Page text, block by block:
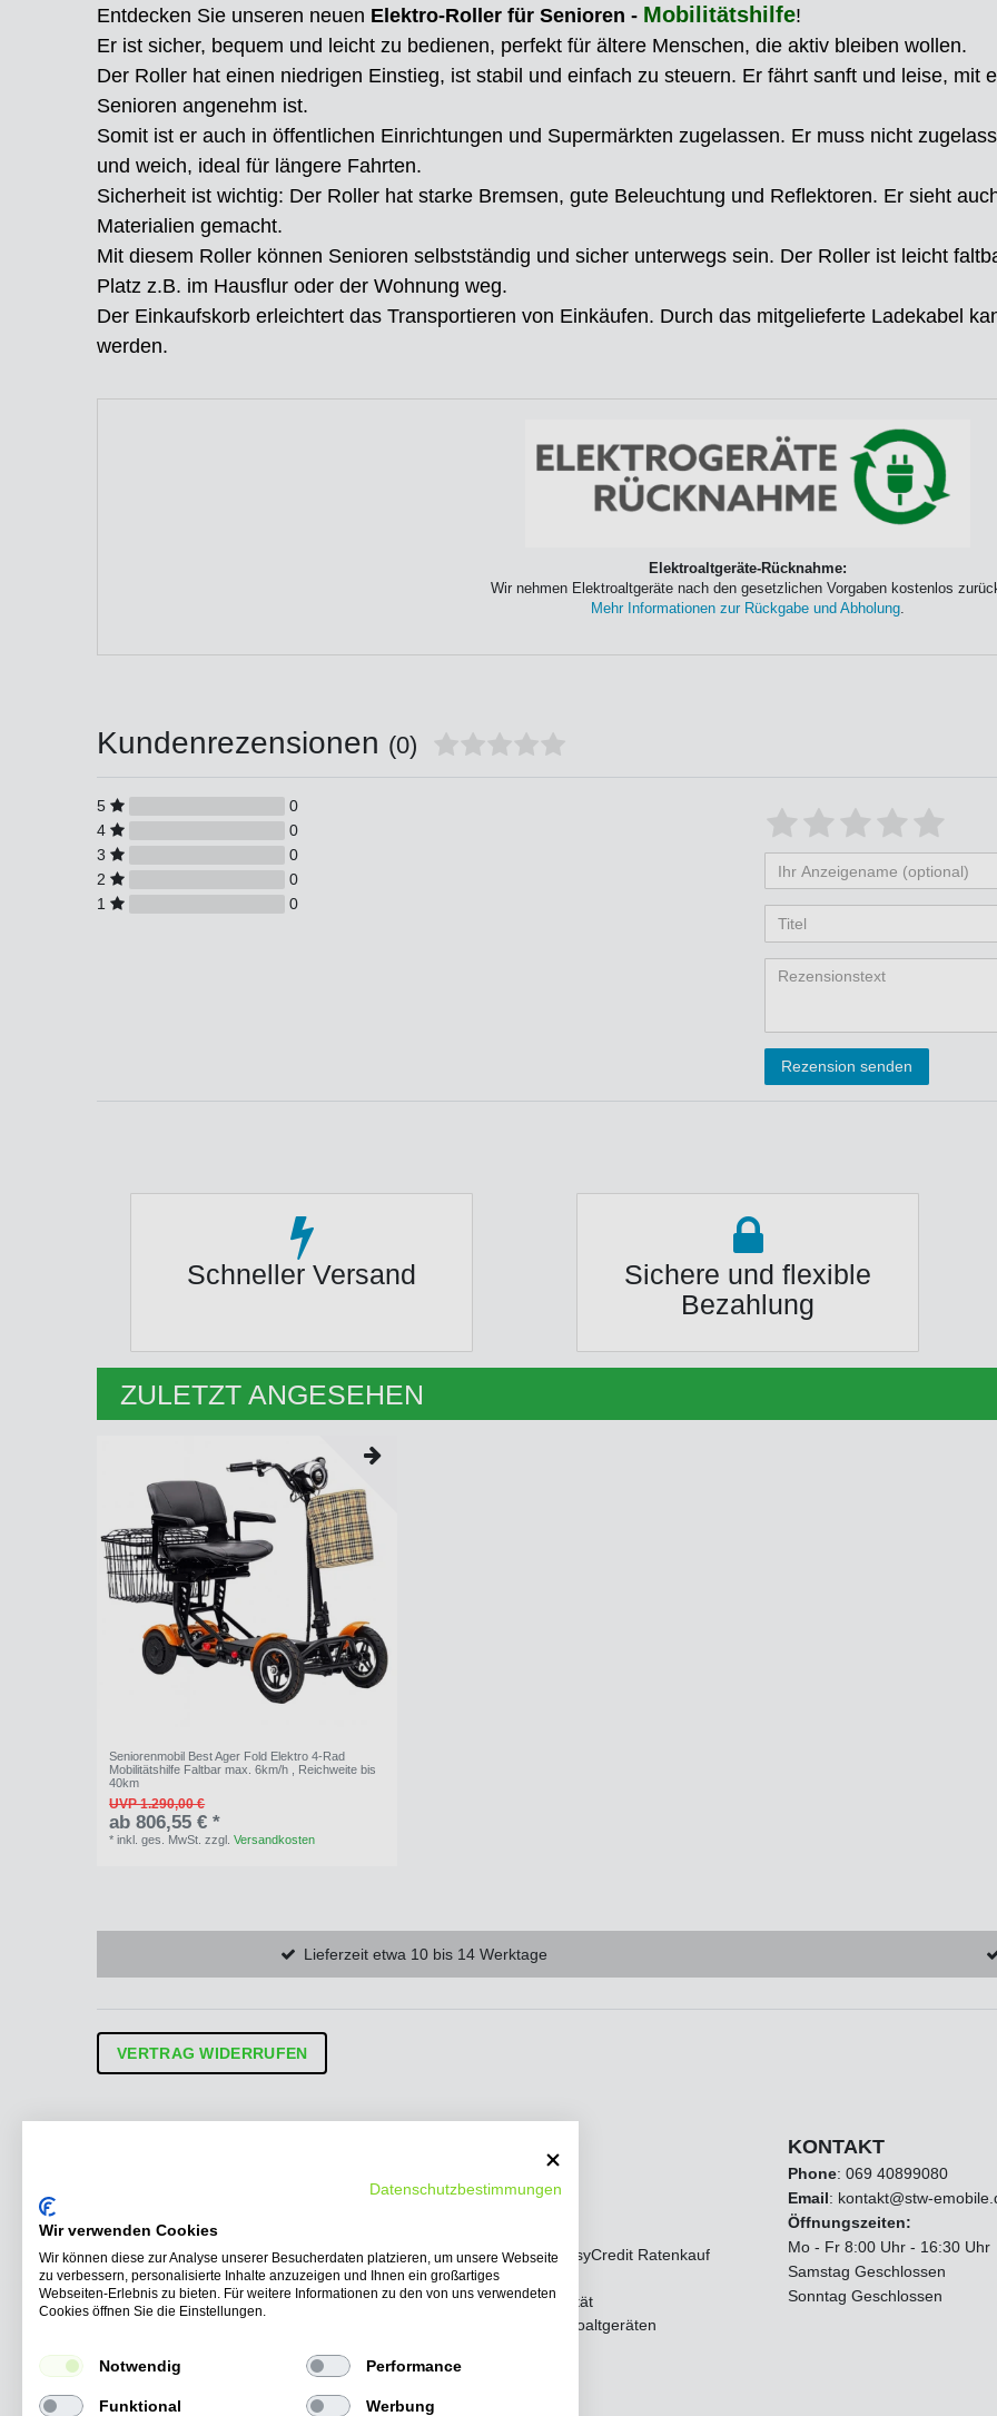
Entdecken Sie unseren neuen Elektro-Roller für Senioren - Mobilitätshilfe!
Er ist sicher, bequem und leicht zu bedienen, perfekt für ältere Menschen, die aktiv bleiben wollen.
Der Roller hat einen niedrigen Einstieg, ist stabil und einfach zu steuern. Er fährt sanft und leise, mit
Senioren angenehm ist.
Somit ist er auch in öffentlichen Einrichtungen und Supermärkten zugelassen. Er muss nicht
und weich, ideal für längere Fahrten.
Sicherheit ist wichtig: Der Roller hat starke Bremsen, gute Beleuchtung und Reflektoren. Er sieht
Materialien gemacht.
Mit diesem Roller können Senioren selbstständig und sicher unterwegs sein. Der Roller ist leicht
Platz z.B. im Hausflur oder der Wohnung weg.
Der Einkaufskorb erleichtert das Transportieren von Einkäufen. Durch das mitgelieferte Ladekabel
werden.
Elektroaltgeräte-Rücknahme:
Wir nehmen Elektroaltgeräte nach den gesetzlichen Vorgaben kostenlos
Mehr Informationen zur Rückgabe und Abholung
Kundenrezensionen (0)
5
0
4
0
3
0
2
0
1
0
Bewertungssterne
von
5
4
von
5
3
von
5
2
von
5
1
von
5
Anzeigename
(optional)
Rezension senden
Schneller Versand
Sichere und flexible
Bezahlung
ZULETZT ANGESEHEN
Seniorenmobil Best Ager Fold Elektro 4-Rad
Mobilitätshilfe Faltbar max. 6km/h , Reichweite bis
40km
UVP 1.290,00 €
ab 806,55 € *
*inkl. ges. MwSt. zzgl.Versandkosten
Lieferzeit etwa 10 bis 14 Werktage
VERTRAG WIDERRUFEN
Seniorenmobile
Elektro Nutzfahrzeuge
Elektro Kabinenroller
Elektro Lastendreirad
Blog
Ergänzende AGB EasyCredit Ratenkauf
AGB
Transparenz & Qualität
Rückgabe von Elektroaltgeräten
EG-Fahrzeugklasse
KONTAKT
Phone: 069 40899080
Email: kontakt@stw-
Öffnungszeiten:
Mo - Fr 8:00 Uhr - 16:30 Uhr
Samstag Geschlossen
Sonntag Geschlossen
Datenschutzbestimmungen
Wir verwenden Cookies
Wir können diese zur Analyse unserer Besucherdaten platzieren, um unsere Webseite
zu verbessern, personalisierte Inhalte anzuzeigen und Ihnen ein großartiges
Webseiten-Erlebnis zu bieten. Für weitere Informationen zu den von uns verwendeten
Cookies öffnen Sie die Einstellungen.
Notwendig Performance
Funktional Werbung